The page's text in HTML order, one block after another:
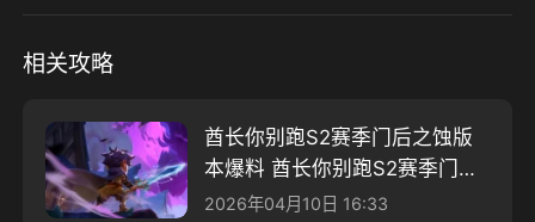
相关攻略
酋长你别跑S2赛季门后之蚀版
本爆料 酋长你别跑S2赛季门后
之蚀内容分享
2026年04月10日 16:33